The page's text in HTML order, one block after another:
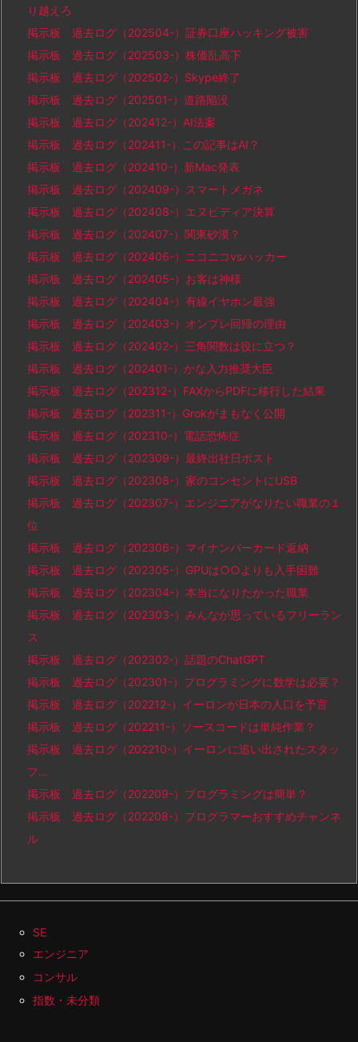
り越えろ
掲示板 過去ログ（202504-）証券口座ハッキング被害
掲示板 過去ログ（202503-）株価乱高下
掲示板 過去ログ（202502-）Skype終了
掲示板 過去ログ（202501-）道路陥没
掲示板 過去ログ（202412-）AI法案
掲示板 過去ログ（202411-）この記事はAI？
掲示板 過去ログ（202410-）新Mac発表
掲示板 過去ログ（202409-）スマートメガネ
掲示板 過去ログ（202408-）エヌビディア決算
掲示板 過去ログ（202407-）関東砂漠？
掲示板 過去ログ（202406-）ニコニコvsハッカー
掲示板 過去ログ（202405-）お客は神様
掲示板 過去ログ（202404-）有線イヤホン最強
掲示板 過去ログ（202403-）オンプレ回帰の理由
掲示板 過去ログ（202402-）三角関数は役に立つ？
掲示板 過去ログ（202401-）かな入力推奨大臣
掲示板 過去ログ（202312-）FAXからPDFに移行した結果
掲示板 過去ログ（202311-）Grokがまもなく公開
掲示板 過去ログ（202310-）電話恐怖症
掲示板 過去ログ（202309-）最終出社日ポスト
掲示板 過去ログ（202308-）家のコンセントにUSB
掲示板 過去ログ（202307-）エンジニアがなりたい職業の１
位
掲示板 過去ログ（202306-）マイナンバーカード返納
掲示板 過去ログ（202305-）GPUは○○よりも入手困難
掲示板 過去ログ（202304-）本当になりたかった職業
掲示板 過去ログ（202303-）みんなが思っているフリーラン
ス
掲示板 過去ログ（202302-）話題のChatGPT
掲示板 過去ログ（202301-）プログラミングに数学は必要？
掲示板 過去ログ（202212-）イーロンが日本の人口を予言
掲示板 過去ログ（202211-）ソースコードは単純作業？
掲示板 過去ログ（202210-）イーロンに追い出されたスタッ
フ…
掲示板 過去ログ（202209-）プログラミングは簡単？
掲示板 過去ログ（202208-）プログラマーおすすめチャンネ
ル
SE
エンジニア
コンサル
指数・未分類